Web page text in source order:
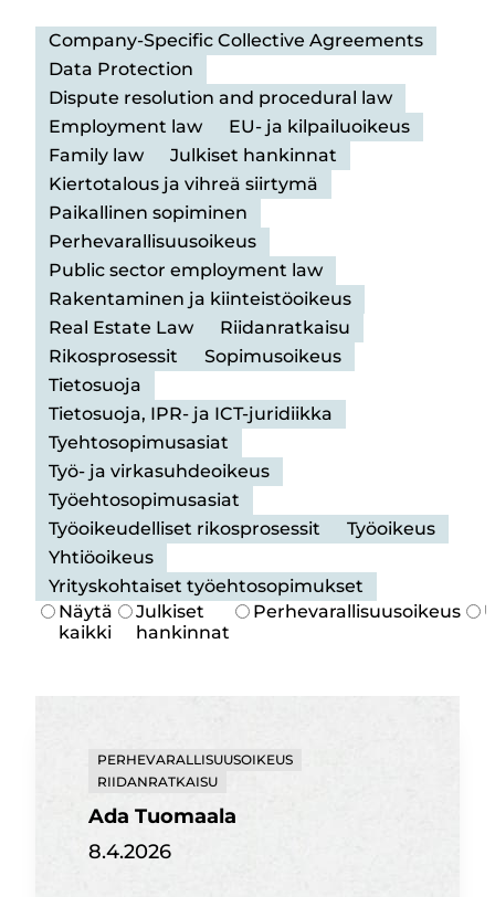
Company-Specific Collective Agreements
Data Protection
Dispute resolution and procedural law
Employment law
EU- ja kilpailuoikeus
Family law
Julkiset hankinnat
Kiertotalous ja vihreä siirtymä
Paikallinen sopiminen
Perhevarallisuusoikeus
Public sector employment law
Rakentaminen ja kiinteistöoikeus
Real Estate Law
Riidanratkaisu
Rikosprosessit
Sopimusoikeus
Tietosuoja
Tietosuoja, IPR- ja ICT-juridiikka
Tyehtosopimusasiat
Työ- ja virkasuhdeoikeus
Työehtosopimusasiat
Työoikeudelliset rikosprosessit
Työoikeus
Yhtiöoikeus
Yrityskohtaiset työehtosopimukset
Näytä
kaikki
Julkiset
hankinnat
Perhevarallisuusoikeus
PERHEVARALLISUUSOIKEUS
RIIDANRATKAISU
Ada Tuomaala
8.4.2026